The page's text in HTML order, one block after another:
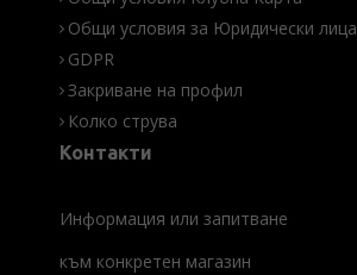
Общи условия за Юридически лица
GDPR
Закриване на профил
Колко струва
Контакти
Информация или запитване
към конкретен магазин